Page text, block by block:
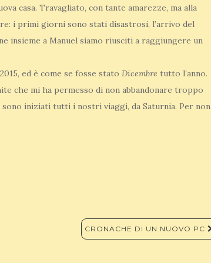
casa. Travagliato, con tante amarezze, ma alla
i primi giorni sono stati disastrosi, l’arrivo del
insieme a Manuel siamo riusciti a raggiungere un
ed è come se fosse stato Dicembre tutto l’anno.
che mi ha permesso di non abbandonare troppo
iniziati tutti i nostri viaggi, da Saturnia. Per non
CRONACHE DI UN NUOVO PC